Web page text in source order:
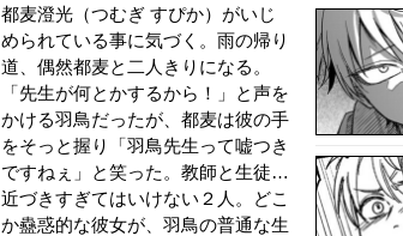
都麦澄光（つむぎ すぴか）がいじ
められている事に気づく。雨の帰り
道、偶然都麦と二人きりになる。
「先生が何とかするから！」と声を
かける羽鳥だったが、都麦は彼の手
をそっと握り「羽鳥先生って嘘つき
ですねぇ」と笑った。教師と生徒…
近づきすぎてはいけない２人。どこ
か蠱惑的な彼女が、羽鳥の普通な生